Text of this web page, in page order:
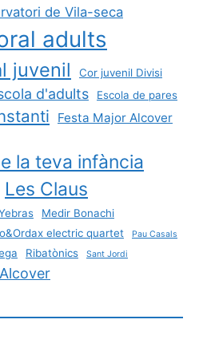
de Vila-seca
adults
juvenil
Cor juvenil Divisi
d'adults Escola de pares
Festa Major Alcover
la teva infància
Les Claus
Medir Bonachi
electric quartet Pau Casals
Ribatònics Sant Jordi